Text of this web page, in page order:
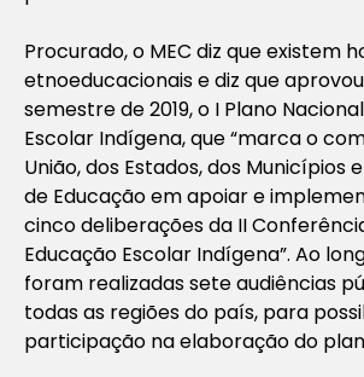
Procurado, o MEC diz que existem
etnoeducacionais e diz que
semestre de 2019, o I Plano
Escolar Indígena, que “marca o
União, dos Estados, dos Municípios
de Educação em apoiar e
cinco deliberações da II
Educação Escolar Indígena”. Ao
foram realizadas sete audiências
todas as regiões do país, para
participação na elaboração do